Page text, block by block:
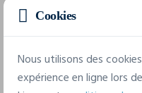
Référence
STWW970
Grammage
235 g/m²
Cookies
Nous utilisons des
expérience en ligne lors